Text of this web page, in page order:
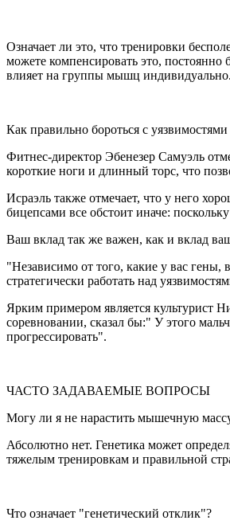
Означает ли это, что тренировки
можете компенсировать это, постоянно
влияет на группы мышц индивидуально.
Как правильно бороться с уязвимостями
Фитнес-директор Эбенезер Самуэль
короткие ноги и длинный торс, что
Исраэль также отмечает, что у него
бицепсами все обстоит иначе:
Ваш вклад так же важен, как и вклад
"Независимо от того, какие у вас гены,
стратегически работать над
Ярким примером является культурист
соревновании, сказал бы:" У этого
прогрессировать".
ЧАСТО ЗАДАВАЕМЫЕ ВОПРОСЫ
Могу ли я не нарастить мышечную
Абсолютно нет. Генетика может
тяжелым тренировкам и правильной
Что означает "генетический отклик"?